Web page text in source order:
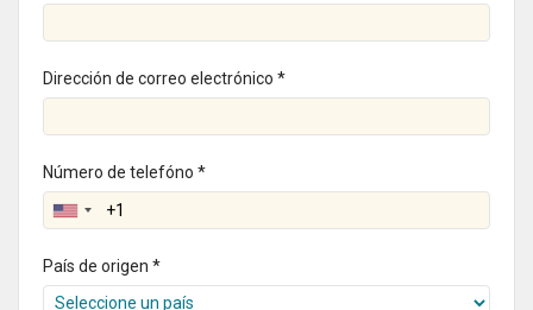
Dirección de correo electrónico *
Número de telefóno *
País de origen *